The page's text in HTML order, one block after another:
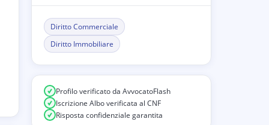
Diritto Commerciale
Diritto Immobiliare
Profilo verificato da AvvocatoFlash
Iscrizione Albo verificata al CNF
Risposta confidenziale garantita